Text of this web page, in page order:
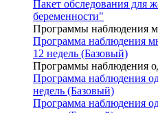
Пакет обследования для
беременности"
Программы наблюдения
Программа наблюдения
12 недель (Базовый)
Программы наблюдения
Программа наблюдения
недель (Базовый)
Программа наблюдения